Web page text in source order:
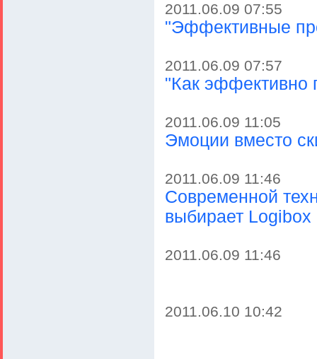
2011.06.09 07:55
"Эффективные
2011.06.09 07:57
"Как эффективно
2011.06.09 11:05
Эмоции вместо
2011.06.09 11:46
Современной
выбирает Logibox
2011.06.09 11:46
2011.06.10 10:42